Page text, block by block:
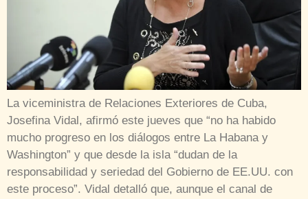
La viceministra de Relaciones Exteriores de Cuba,
Josefina Vidal, afirmó este jueves que “no ha habido
mucho progreso en los diálogos entre La Habana y
Washington” y que desde la isla “dudan de la
responsabilidad y seriedad del Gobierno de EE.UU. con
este proceso”. Vidal detalló que, aunque el canal de